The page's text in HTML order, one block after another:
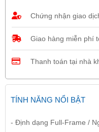
Chứng nhận giao
Giao hàng miễn phí
Thanh toán tại nhà
TÍNH NĂNG NỔI BẬT
- Định dạng Full-Frame /